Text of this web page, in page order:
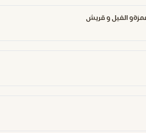
الفيل و قريش